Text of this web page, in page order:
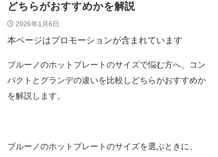
どちらがおすすめかを解説
2026年1月6日
本ページはプロモーションが含まれています
ブルーノのホットプレートのサイズで悩む方へ、コン
パクトとグランデの違いを比較しどちらがおすすめか
を解説します。
ブルーノのホットプレートのサイズを選ぶときに、